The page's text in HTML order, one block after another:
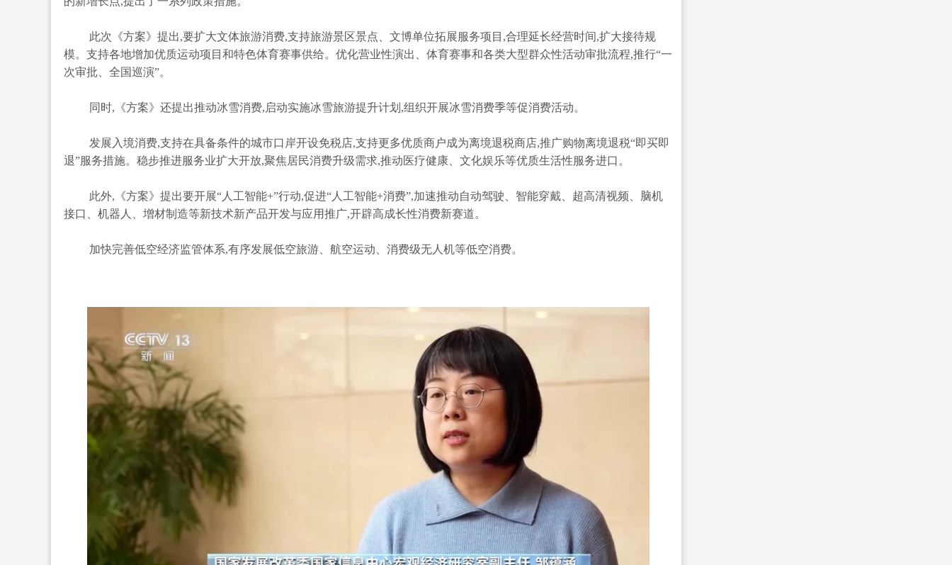
此次《方案》提出,要扩大文体旅游消费,支持旅游景区景点、文博单位拓展服务项目,合理延长经营时间,扩大接待规
模。支持各地增加优质运动项目和特色体育赛事供给。优化营业性演出、体育赛事和各类大型群众性活动审批流程,推行“一
次审批、全国巡演”。
同时,《方案》还提出推动冰雪消费,启动实施冰雪旅游提升计划,组织开展冰雪消费季等促消费活动。
发展入境消费,支持在具备条件的城市口岸开设免税店,支持更多优质商户成为离境退税商店,推广购物离境退税“即买即
退”服务措施。稳步推进服务业扩大开放,聚焦居民消费升级需求,推动医疗健康、文化娱乐等优质生活性服务进口。
此外,《方案》提出要开展“人工智能+”行动,促进“人工智能+消费”,加速推动自动驾驶、智能穿戴、超高清视频、脑机
接口、机器人、增材制造等新技术新产品开发与应用推广,开辟高成长性消费新赛道。
加快完善低空经济监管体系,有序发展低空旅游、航空运动、消费级无人机等低空消费。